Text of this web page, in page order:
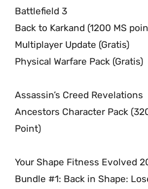
Battlefield 3
Back to Karkand (1200 MS
Multiplayer Update (Gratis)
Physical Warfare Pack (Gratis)
Assassin’s Creed Revelations
Ancestors Character Pack
Point)
Your Shape Fitness Evolved
Bundle #1: Back in Shape: